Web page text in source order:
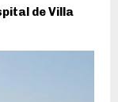
de Villa